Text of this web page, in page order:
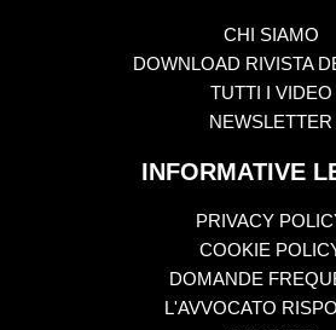
CHI SIAMO
DOWNLOAD RIVISTA
TUTTI I VIDEO
NEWSLETTER
INFORMATIVE
PRIVACY
COOKIE
DOMANDE
L'AVVOCATO